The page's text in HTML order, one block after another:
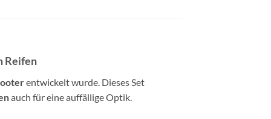
Reifen
entwickelt wurde. Dieses Set
auch für eine auffällige Optik.